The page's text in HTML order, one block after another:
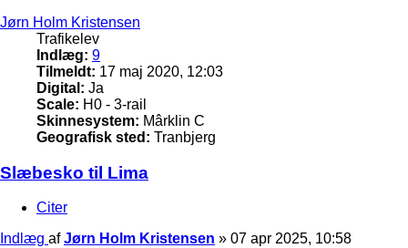
Jørn Holm Kristensen
Trafikelev
Indlæg: 9
Tilmeldt: 17 maj 2020, 12:03
Digital: Ja
Scale: H0 - 3-rail
Skinnesystem: Mârklin C
Geografisk sted: Tranbjerg
Slæbesko til Lima
Citer
Indlæg afJørn Holm Kristensen » 07 apr 2025, 10:58